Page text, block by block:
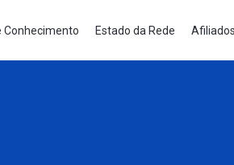
Conhecimento Estado da Rede Afiliados